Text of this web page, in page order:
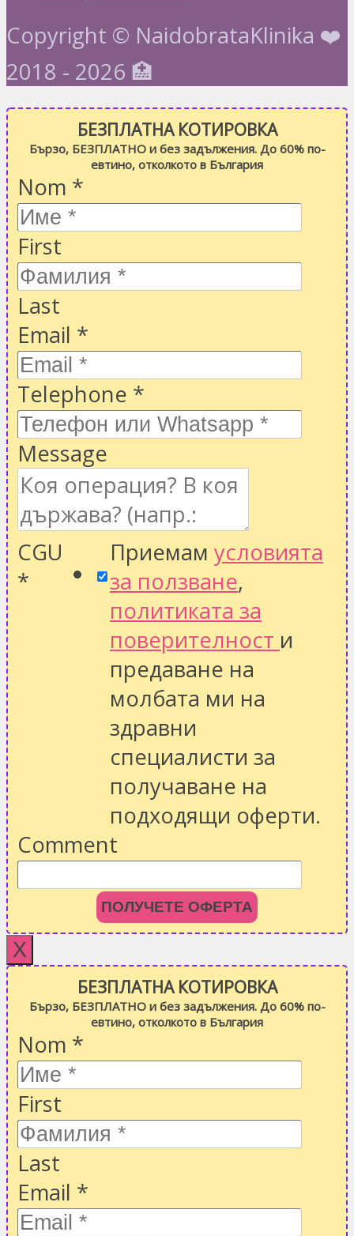
Copyright © NaidobrataKlinika ❤️
2018 - 2026 🏥
БЕЗПЛАТНА КОТИРОВКА
Бързо, БЕЗПЛАТНО и без задължения. До 60% по-
евтино, отколкото в България
Nom *
First
Last
Email *
Telephone *
Message
CGU
*
Приемам условията
за ползване,
политиката за
поверителност и
предаване на
молбата ми на
здравни
специалисти за
получаване на
подходящи оферти.
Comment
ПОЛУЧЕТЕ ОФЕРТА
X
БЕЗПЛАТНА КОТИРОВКА
Бързо, БЕЗПЛАТНО и без задължения. До 60% по-
евтино, отколкото в България
Nom *
First
Last
Email *